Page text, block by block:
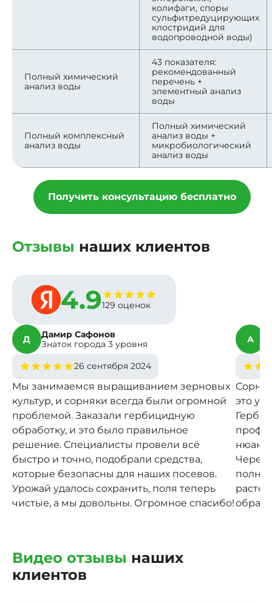
колифаги, споры
сульфитредуцирующих
клостридий для
водопроводной воды)
Полный химический
анализ воды
43 показателя:
рекомендованный
перечень +
элементный анализ
воды
Полный комплексный
анализ воды
Полный химический
анализ воды +
микробиологический
анализ воды
Получить консультацию бесплатно
Отзывы наших клиентов
4.9129 оценок
Д
Дамир Сафонов
Знаток города 3 уровня
26 сентября 2024
Мы занимаемся выращиванием зерновых
культур, и сорняки всегда были огромной
проблемой. Заказали гербицидную
обработку, и это было правильное
решение. Специалисты провели всё
быстро и точно, подобрали средства,
которые безопасны для наших посевов.
Урожай удалось сохранить, поля теперь
чистые, а мы довольны. Огромное спасибо!
А
это
Через
Видео отзывы наших
клиентов